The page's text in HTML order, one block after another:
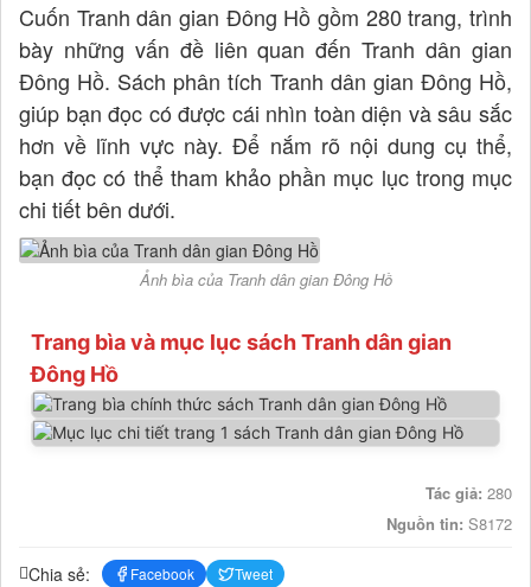
Cuốn Tranh dân gian Đông Hồ gồm 280 trang, trình
bày những vấn đề liên quan đến Tranh dân gian
Đông Hồ. Sách phân tích Tranh dân gian Đông Hồ,
giúp bạn đọc có được cái nhìn toàn diện và sâu sắc
hơn về lĩnh vực này. Để nắm rõ nội dung cụ thể,
bạn đọc có thể tham khảo phần mục lục trong mục
chi tiết bên dưới.
Ảnh bìa của Tranh dân gian Đông Hồ
Trang bìa và mục lục sách Tranh dân gian
Đông Hồ
Tác giả: 280
Nguồn tin: S8172
Chia sẻ: Facebook Tweet